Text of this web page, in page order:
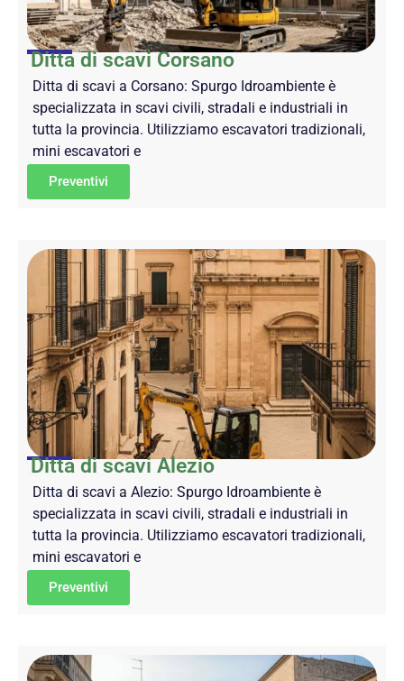
Ditta di scavi Corsano
Ditta di scavi a Corsano: Spurgo Idroambiente è
specializzata in scavi civili, stradali e industriali in
tutta la provincia. Utilizziamo escavatori tradizionali,
mini escavatori e
Preventivi
Ditta di scavi Alezio
Ditta di scavi a Alezio: Spurgo Idroambiente è
specializzata in scavi civili, stradali e industriali in
tutta la provincia. Utilizziamo escavatori tradizionali,
mini escavatori e
Preventivi